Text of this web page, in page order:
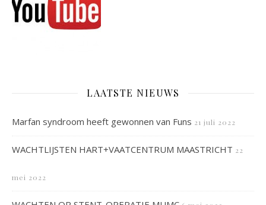
LAATSTE NIEUWS
Marfan syndroom heeft gewonnen van Funs 21 juli 2022
WACHTLIJSTEN HART+VAATCENTRUM MAASTRICHT 22
mei 2022